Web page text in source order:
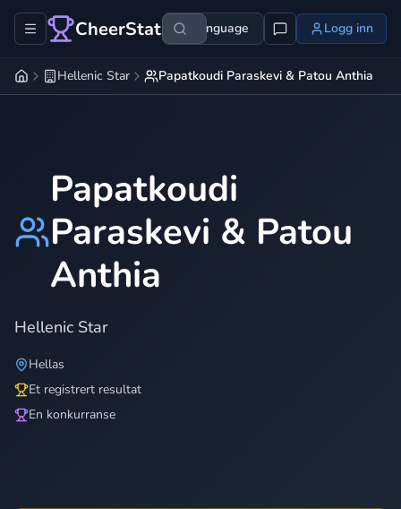
CheerStats Language Logg inn
Hellenic Star Papatkoudi Paraskevi & Patou Anthia
Papatkoudi
Paraskevi & Patou
Anthia
Hellenic Star
Hellas
Et registrert resultat
En konkurranse